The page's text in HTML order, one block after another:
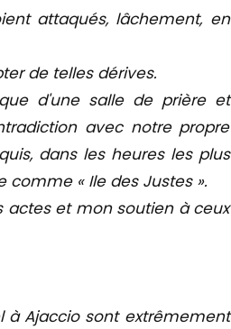
attaqués, lâchement, en
de telles dérives.
d'une salle de prière et
avec notre propre
dans les heures les plus
« Ile des Justes ».
et mon soutien à ceux
à Ajaccio sont extrêmement